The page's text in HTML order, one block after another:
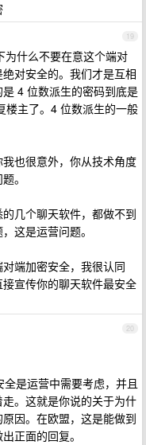
19
为什么不要在意这个端对
对安全的。我们才是互相
4 位数派生的密码到底是
楼主了。4 位数派生的一般
也很意外，你从技术角度
。
几个聊天软件，都做不到
这是运营问题。
端加密安全，我很认同
宣传你的聊天软件最安全
20
是运营中需要考虑，并且
。这就是你说的关于为什
因。在欧盟，这是能做到
正面的回复。